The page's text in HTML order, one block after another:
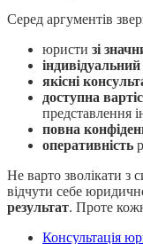
Серед аргументів
юристи зі
індивідуальний
якісні
доступна
представлення
повна
оперативність
Не варто зволікати з
відчути себе
результат. Проте
Консультація